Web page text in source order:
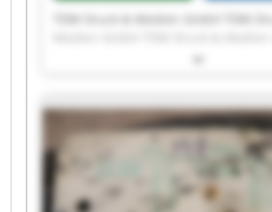
Druck & Medien GmbH TDM Druck &
Medien GmbH TDM Druck &
Druck & Medien GmbH TDM Druck
GmbH TDM Druck & Medien GmbH
Medien GmbH TDM Druck & Medien
Druck & Medien GmbH TDM Druck
GmbH TDM Druck & Medien GmbH
Medien GmbH TDM Druck & Medien